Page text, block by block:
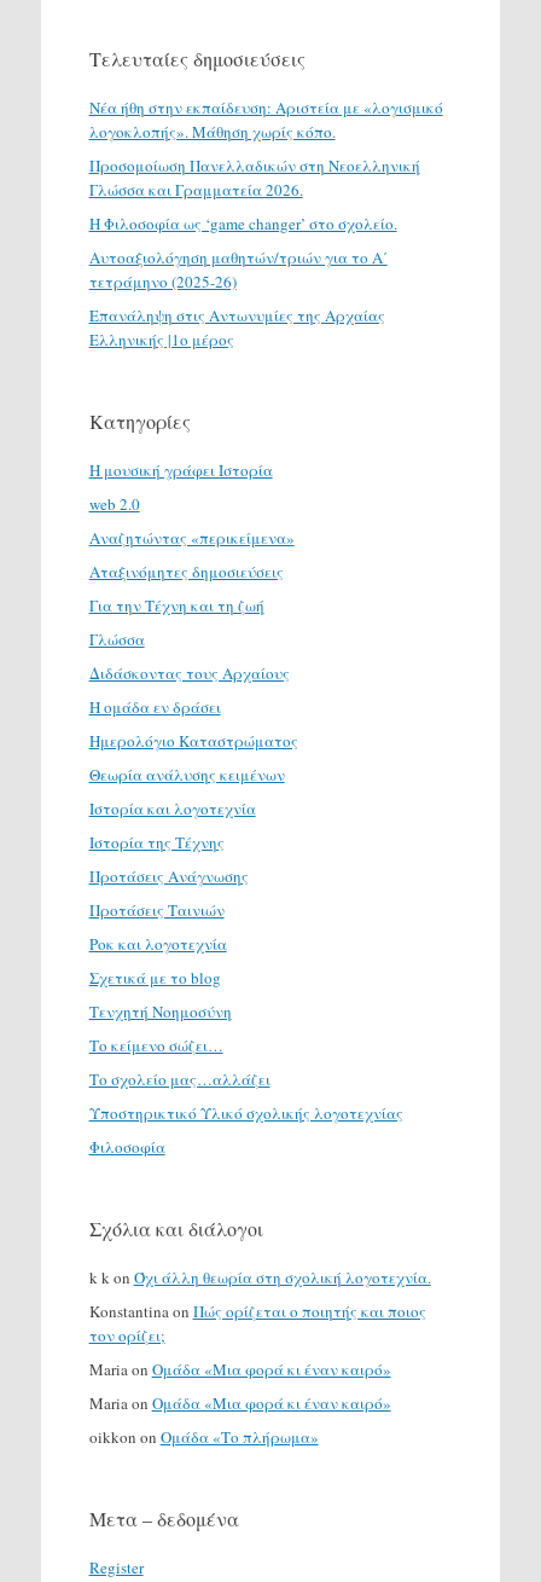
Τελευταίες δημοσιεύσεις
Νέα ήθη στην εκπαίδευση: Αριστεία με «λογισμικό
λογοκλοπής». Μάθηση χωρίς κόπο.
Προσομοίωση Πανελλαδικών στη Νεοελληνική
Γλώσσα και Γραμματεία 2026.
H Φιλοσοφία ως ‘game changer’ στο σχολείο.
Αυτοαξιολόγηση μαθητών/τριών για το Α΄
τετράμηνο (2025-26)
Επανάληψη στις Αντωνυμίες της Αρχαίας
Ελληνικής |1ο μέρος
Κατηγορίες
H μουσική γράφει Ιστορία
web 2.0
Αναζητώντας «περικείμενα»
Αταξινόμητες δημοσιεύσεις
Για την Τέχνη και τη ζωή
Γλώσσα
Διδάσκοντας τους Αρχαίους
Η ομάδα εν δράσει
Ημερολόγιο Καταστρώματος
Θεωρία ανάλυσης κειμένων
Ιστορία και λογοτεχνία
Ιστορία της Τέχνης
Προτάσεις Ανάγνωσης
Προτάσεις Ταινιών
Ροκ και λογοτεχνία
Σχετικά με το blog
Τενχητή Νοημοσύνη
Το κείμενο σώζει…
Το σχολείο μας…αλλάζει
Υποστηρικτικό Υλικό σχολικής λογοτεχνίας
Φιλοσοφία
Σχόλια και διάλογοι
k k on Όχι άλλη θεωρία στη σχολική λογοτεχνία.
Konstantina on Πώς ορίζεται ο ποιητής και ποιος
τον ορίζει;
Maria on Ομάδα «Μια φορά κι έναν καιρό»
Maria on Ομάδα «Μια φορά κι έναν καιρό»
oikkon on Ομάδα «Το πλήρωμα»
Μετα – δεδομένα
Register